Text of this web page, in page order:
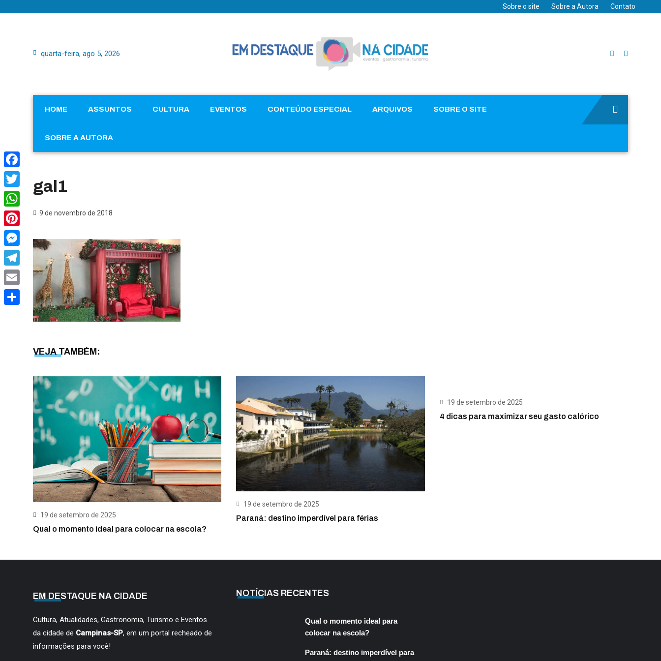
Sobre o site Sobre a Autora Contato
quarta-feira, ago 5, 2026
HOME ASSUNTOS CULTURA EVENTOS CONTEÚDO ESPECIAL ARQUIVOS SOBRE O SITE
SOBRE A AUTORA
gal1
9 de novembro de 2018
VEJA TAMBÉM:
19 de setembro de 2025
Qual o momento ideal para colocar na escola?
19 de setembro de 2025
Paraná: destino imperdível para férias
19 de setembro de 2025
4 dicas para maximizar seu gasto calórico
EM DESTAQUE NA CIDADE
Cultura, Atualidades, Gastronomia, Turismo e Eventos
da cidade de Campinas-SP, em um portal recheado de
informações para você!
NOTÍCIAS RECENTES
Qual o momento ideal para
colocar na escola?
Paraná: destino imperdível para
Facebook
Twitter
WhatsApp
Pinterest
Messenger
Telegram
Email